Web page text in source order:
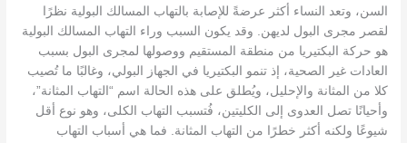
السن، وتعد النساء أكثر عرضةً للإصابة بالتهاب المسالك البولية نظرًا
لقصر مجرى البول لديهن. وقد يكون السبب وراء التهاب المسالك البولية
هو حركة البكتيريا من منطقة المستقيم ووصولها لمجرى البول بسبب
العادات غير الصحية، إذ تنمو البكتيريا في الجهاز البولي، وغالبًا ما تُصيب
كلا من المثانة والإحليل، ويُطلق على هذه الحالة اسم “التهاب المثانة”،
وأحيانًا تصل العدوى إلى الكليتين، فُتسبب التهاب الكلى، وهو نوع أقل
شيوعًا ولكنه أكثر خطرًا من التهاب المثانة. فما هي أسباب التهاب